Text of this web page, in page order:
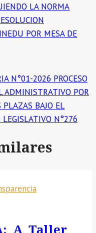
LA NORMA
POR MESA DE
N°01-2026 PROCESO
ADMINISTRATIVO POR
BAJO EL
LEGISLATIVO N°276
A Taller